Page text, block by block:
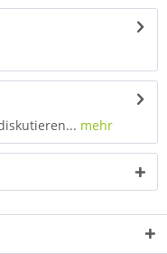
mehr